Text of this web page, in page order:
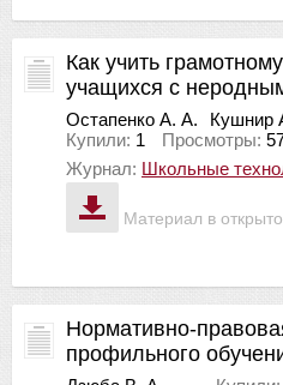
Материал в
Как учить
учащихся с
Остапенко А. А. Кушнир
Купили: 1 Просмотры:
Журнал: Школьные
Нормативно-
профильного